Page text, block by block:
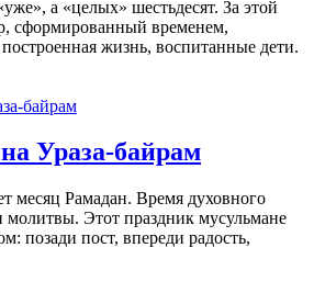
а «целых» шестьдесят. За этой
сформированный временем,
жизнь, воспитанные дети.
Ураза-байрам
месяц Рамадан. Время духовного
молитвы. Этот праздник мусульмане
позади пост, впереди радость,